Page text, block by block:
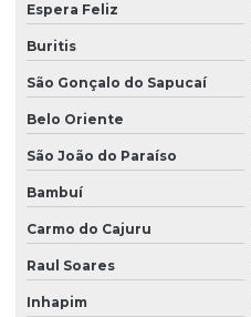
Espera Feliz
Buritis
São Gonçalo do Sapucaí
Belo Oriente
São João do Paraíso
Bambuí
Carmo do Cajuru
Raul Soares
Inhapim